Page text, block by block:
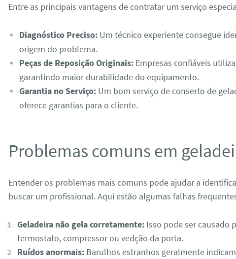
Entre as principais vantagens de contratar um serviço
Diagnóstico Preciso:Um técnico experiente consegue
origem do problema.
Peças de Reposição Originais:Empresas confiáveis
garantindo maior durabilidade do equipamento.
Garantia no Serviço:Um bom serviço de conserto de
oferece garantias para o cliente.
Problemas comuns em
Entender os problemas mais comuns pode ajudar a
buscar um profissional. Aqui estão algumas falhas
Geladeira não gela corretamente:Isso pode ser causado
termostato, compressor ou vedção da porta.
Ruídos anormais:Barulhos estranhos geralmente